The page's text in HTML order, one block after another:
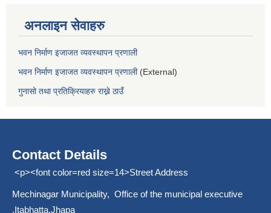
अनलाइन सेवाहरु
भवन निर्माण इजाजत व्यवस्थापन प्रणाली
भवन निर्माण इजाजत व्यवस्थापन प्रणाली(External)
गुनासो तथा प्रतिक्रियाहरु राख्ने ठाउँ
Contact Details
<p><font color=red size=14>Street Address
Mechinagar Municipality, Office of the municipal executive
,Itabhatta,Jhapa